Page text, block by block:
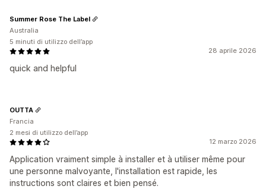
28 aprile 2026
quick and helpful
Summer Rose The Label
Australia
5 minuti di utilizzo dell’app
12 marzo 2026
Application vraiment simple à installer et à utiliser même pour
une personne malvoyante, l'installation est rapide, les
instructions sont claires et bien pensé.
OUTTA
Francia
2 mesi di utilizzo dell’app